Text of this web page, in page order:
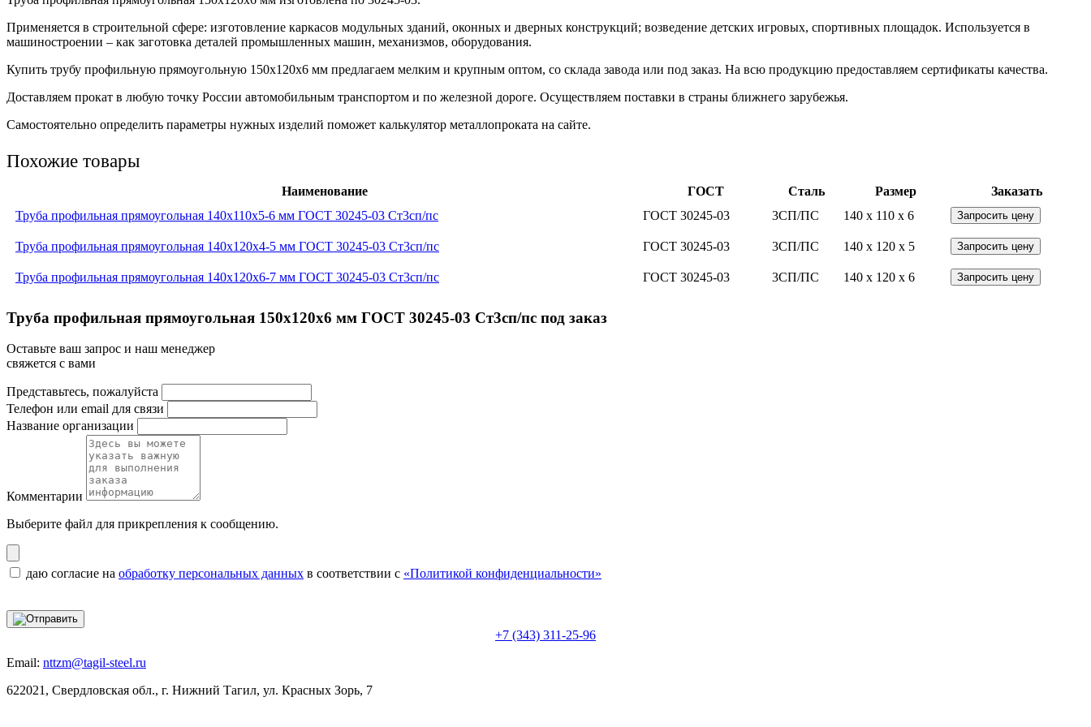
Применяется в строительной сфере: изготовление каркасов модульных зданий, оконных и дверных конструкций; возведение детских игровых, спортивных площадок. Используется в
машиностроении – как заготовка деталей промышленных машин, механизмов, оборудования.
Купить трубу профильную прямоугольную 150х120х6 мм предлагаем мелким и крупным оптом, со склада завода или под заказ. На всю продукцию предоставляем сертификаты качества.
Доставляем прокат в любую точку России автомобильным транспортом и по железной дороге. Осуществляем поставки в страны ближнего зарубежья.
Самостоятельно определить параметры нужных изделий поможет калькулятор металлопроката на сайте.
Похожие товары
Наименование ГОСТ Сталь Размер
Заказать
Труба профильная прямоугольная 140x110x5-6 мм ГОСТ 30245-03 Ст3сп/пс
ГОСТ 30245-03 3СП/ПС 140 x 110 x 6 Запросить цену
Труба профильная прямоугольная 140x120x4-5 мм ГОСТ 30245-03 Ст3сп/пс ГОСТ 30245-03 3СП/ПС 140 x 120 x 5 Запросить цену
Труба профильная прямоугольная 140x120x6-7 мм ГОСТ 30245-03 Ст3сп/пс ГОСТ 30245-03 3СП/ПС 140 x 120 x 6 Запросить цену
Труба профильная прямоугольная 150x120x6 мм ГОСТ 30245-03 Ст3сп/пс под заказ
Оставьте ваш запрос и наш менеджер
свяжется с вами
Представьтесь, пожалуйста
Телефон или email для связи
Название организации
Комментарии
Выберите файл для прикрепления к сообщению.
даю согласие на обработку персональных данных в соответствии с «Политикой конфиденциальности»
+7 (343) 311-25-96
Email: nttzm@tagil-steel.ru
622021, Свердловская обл., г. Нижний Тагил, ул. Красных Зорь, 7